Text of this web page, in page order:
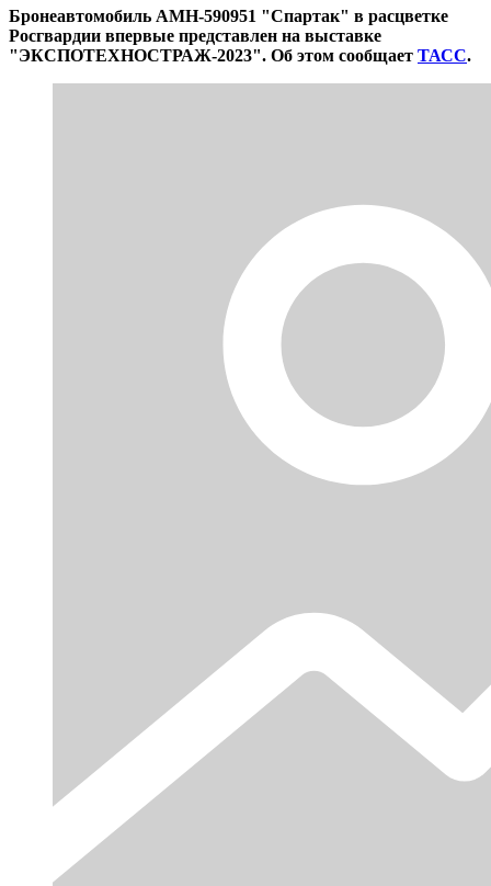
Бронеавтомобиль АМН-590951 "Спартак" в расцветке
Росгвардии впервые представлен на выставке
"ЭКСПОТЕХНОСТРАЖ-2023". Об этом сообщает ТАСС.